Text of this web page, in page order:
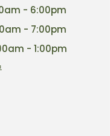
- 6:00pm
- 7:00pm
- 1:00pm